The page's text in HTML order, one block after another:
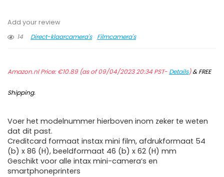
Add your review
14
Direct-klaarcamera's Filmcamera's
Amazon.nl Price:€10.89(as of 09/04/2023 20:34 PST- Details)&FREE
Shipping.
Voer het modelnummer hierboven inom zeker te weten
dat dit past.
Creditcard formaat instax mini film, afdrukformaat 54
(b) x 86 (H), beeldformaat 46 (b) x 62 (H) mm
Geschikt voor alle intax mini-camera’s en
smartphoneprinters